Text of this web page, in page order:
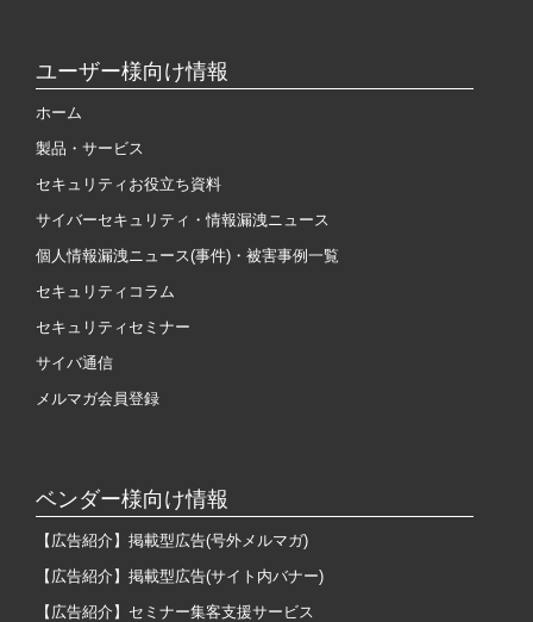
ユーザー様向け情報
ホーム
製品・サービス
セキュリティお役立ち資料
サイバーセキュリティ・情報漏洩ニュース
個人情報漏洩ニュース(事件)・被害事例一覧
セキュリティコラム
セキュリティセミナー
サイバ通信
メルマガ会員登録
ベンダー様向け情報
【広告紹介】掲載型広告(号外メルマガ)
【広告紹介】掲載型広告(サイト内バナー)
【広告紹介】セミナー集客支援サービス